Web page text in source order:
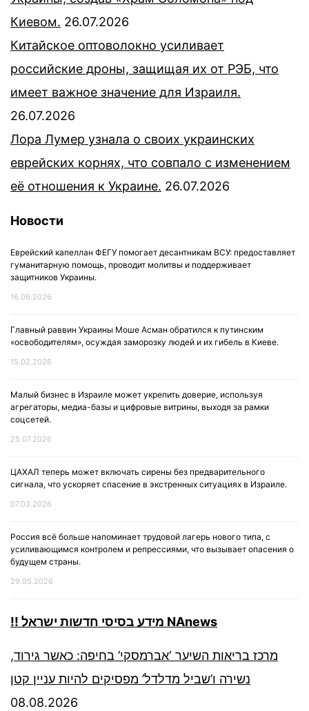
Киевом. 26.07.2026
Китайское оптоволокно усиливает
российские дроны, защищая их от РЭБ, что
имеет важное значение для Израиля.
26.07.2026
Лора Лумер узнала о своих украинских
еврейских корнях, что совпало с изменением
её отношения к Украине. 26.07.2026
Новости
Еврейский капеллан ФЕГУ помогает десантникам ВСУ: предоставляет
гуманитарную помощь, проводит молитвы и поддерживает
защитников Украины.
16.06.2026
Главный раввин Украины Моше Асман обратился к путинским
«освободителям», осуждая заморозку людей и их гибель в Киеве.
15.02.2026
Малый бизнес в Израиле может укрепить доверие, используя
агрегаторы, медиа-базы и цифровые витрины, выходя за рамки
соцсетей.
25.07.2026
ЦАХАЛ теперь может включать сирены без предварительного
сигнала, что ускоряет спасение в экстренных ситуациях в Израиле.
07.03.2026
Россия всё больше напоминает трудовой лагерь нового типа, с
усиливающимся контролем и репрессиями, что вызывает опасения о
будущем страны.
29.05.2026
!! מידע בסיסי חדשות ישראל NAnews
מרכז בריאות השיער ‘אברמסקי’ בחיפה: כאשר גירוד,
נשירה ו’שביל מדלדל’ מפסיקים להיות עניין קטן
08.08.2026